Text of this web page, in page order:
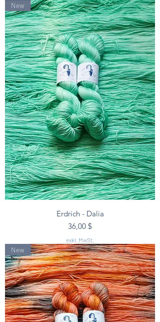
New
Erdrich - Dalia
Preis
36,00 $
exkl. MwSt.
New